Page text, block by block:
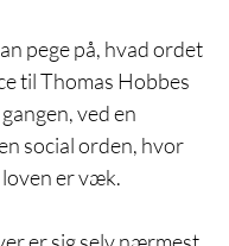
pege på, hvad ordet
til Thomas Hobbes
ved en
social orden, hvor
er væk.